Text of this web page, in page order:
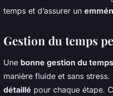
temps et d’assurer un
Gestion du temps
Une bonne gestion du temps
manière fluide et sans
détaillé pour chaque étape.